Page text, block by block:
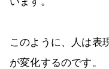
このように、人は表
が変化するのです。